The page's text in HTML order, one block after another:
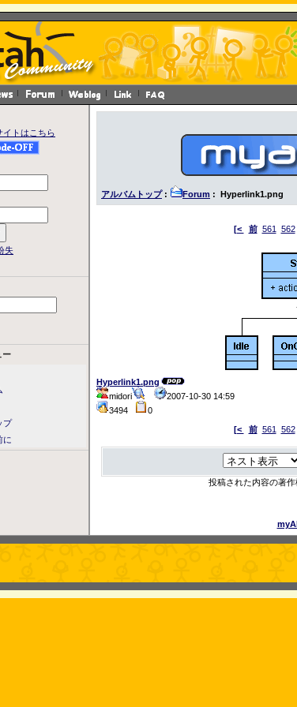
イトはこちら
失
ー
プ
に
アルバムトップ: Forum : Hyperlink1.png
[< 前 561 562
Hyperlink1.png
midori
2007-10-30 14:59
3494
0
[<
前 561 562
投稿された内容の著作